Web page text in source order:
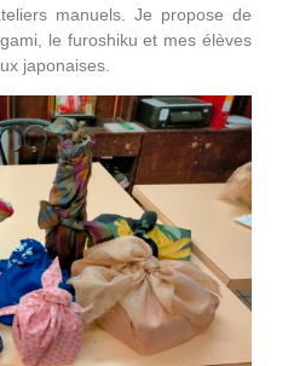
manuels. Je propose de
le furoshiku et mes élèves
japonaises.